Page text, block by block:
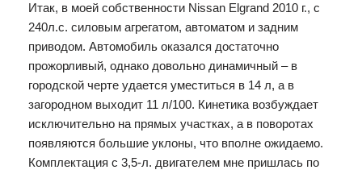
Итак, в моей собственности Nissan Elgrand 2010 г., с
240л.с. силовым агрегатом, автоматом и задним
приводом. Автомобиль оказался достаточно
прожорливый, однако довольно динамичный – в
городской черте удается уместиться в 14 л, а в
загородном выходит 11 л/100. Кинетика возбуждает
исключительно на прямых участках, а в поворотах
появляются большие уклоны, что вполне ожидаемо.
Комплектация с 3,5-л. двигателем мне пришлась по